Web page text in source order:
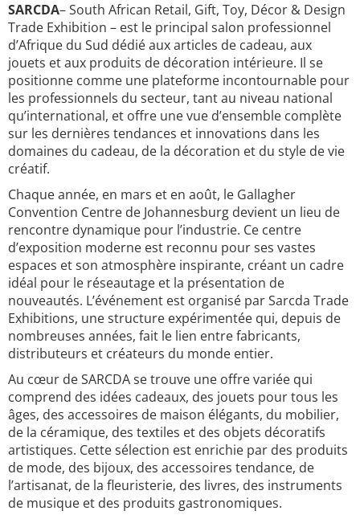
SARCDA– South African Retail, Gift, Toy, Décor & Design
Trade Exhibition – est le principal salon professionnel
d’Afrique du Sud dédié aux articles de cadeau, aux
jouets et aux produits de décoration intérieure. Il se
positionne comme une plateforme incontournable pour
les professionnels du secteur, tant au niveau national
qu’international, et offre une vue d’ensemble complète
sur les dernières tendances et innovations dans les
domaines du cadeau, de la décoration et du style de vie
créatif.
Chaque année, en mars et en août, le Gallagher
Convention Centre de Johannesburg devient un lieu de
rencontre dynamique pour l’industrie. Ce centre
d’exposition moderne est reconnu pour ses vastes
espaces et son atmosphère inspirante, créant un cadre
idéal pour le réseautage et la présentation de
nouveautés. L’événement est organisé par Sarcda Trade
Exhibitions, une structure expérimentée qui, depuis de
nombreuses années, fait le lien entre fabricants,
distributeurs et créateurs du monde entier.
Au cœur de SARCDA se trouve une offre variée qui
comprend des idées cadeaux, des jouets pour tous les
âges, des accessoires de maison élégants, du mobilier,
de la céramique, des textiles et des objets décoratifs
artistiques. Cette sélection est enrichie par des produits
de mode, des bijoux, des accessoires tendance, de
l’artisanat, de la fleuristerie, des livres, des instruments
de musique et des produits gastronomiques.